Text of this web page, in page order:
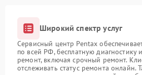
Широкий спектр услуг
Сервисный центр Pentax
по всей РФ, бесплатную диагностику
ремонт, включая срочный ремонт.
отслеживать статус ремонта онлайн.